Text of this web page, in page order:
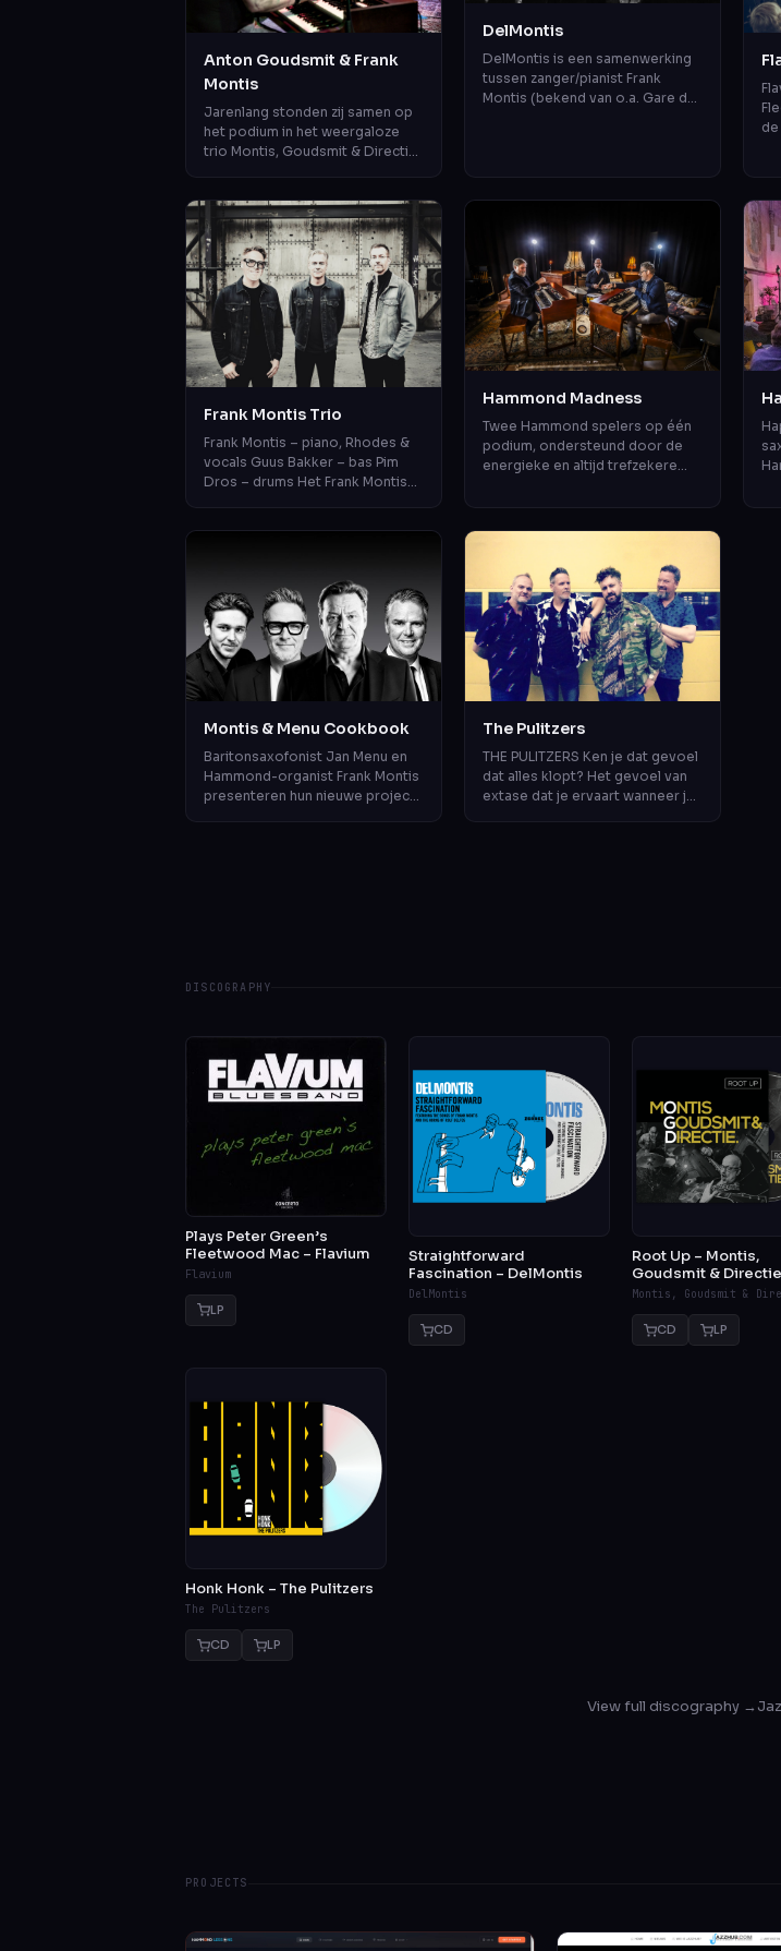
Anton Goudsmit & Frank
Montis
Jarenlang stonden zij samen op
het podium in het weergaloze
trio Montis, Goudsmit & Directie.
persoonlijkheden...
DelMontis
DelMontis is een samenwerking
tussen zanger/pianist Frank
Montis (bekend van o.a. Gare du
Frank Montis Trio
Frank Montis – piano, Rhodes &
vocals Guus Bakker – bas Pim
Dros – drums Het Frank Montis
Hammond Madness
Twee Hammond spelers op één
podium, ondersteund door de
energieke en altijd trefzekere
Montis & Menu Cookbook
Baritonsaxofonist Jan Menu en
Hammond-organist Frank Montis
presenteren hun nieuwe project:
The Pulitzers
THE PULITZERS Ken je dat gevoel
dat alles klopt? Het gevoel van
extase dat je ervaart wanneer je
DISCOGRAPHY
Plays Peter Green’s
Fleetwood Mac – Flavium
Flavium
LP
Straightforward
Fascination – DelMontis
DelMontis
CD
Root Up – Montis,
Goudsmit & Directie
Montis, Goudsmit &
CD LP
Honk Honk – The Pulitzers
The Pulitzers
CD LP
View full discography →
PROJECTS